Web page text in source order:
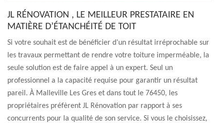
JL RÉNOVATION , LE MEILLEUR PRESTATAIRE EN
MATIÈRE D’ÉTANCHÉITÉ DE TOIT
Si votre souhait est de bénéficier d’un résultat irréprochable sur
les travaux permettant de rendre votre toiture imperméable, la
seule solution est de faire appel à un expert. Seul un
professionnel a la capacité requise pour garantir un résultat
pareil. À Malleville Les Gres et dans tout le 76450, les
propriétaires préfèrent JL Rénovation par rapport à ses
concurrents pour la qualité de son service. Si vous le choisissez,